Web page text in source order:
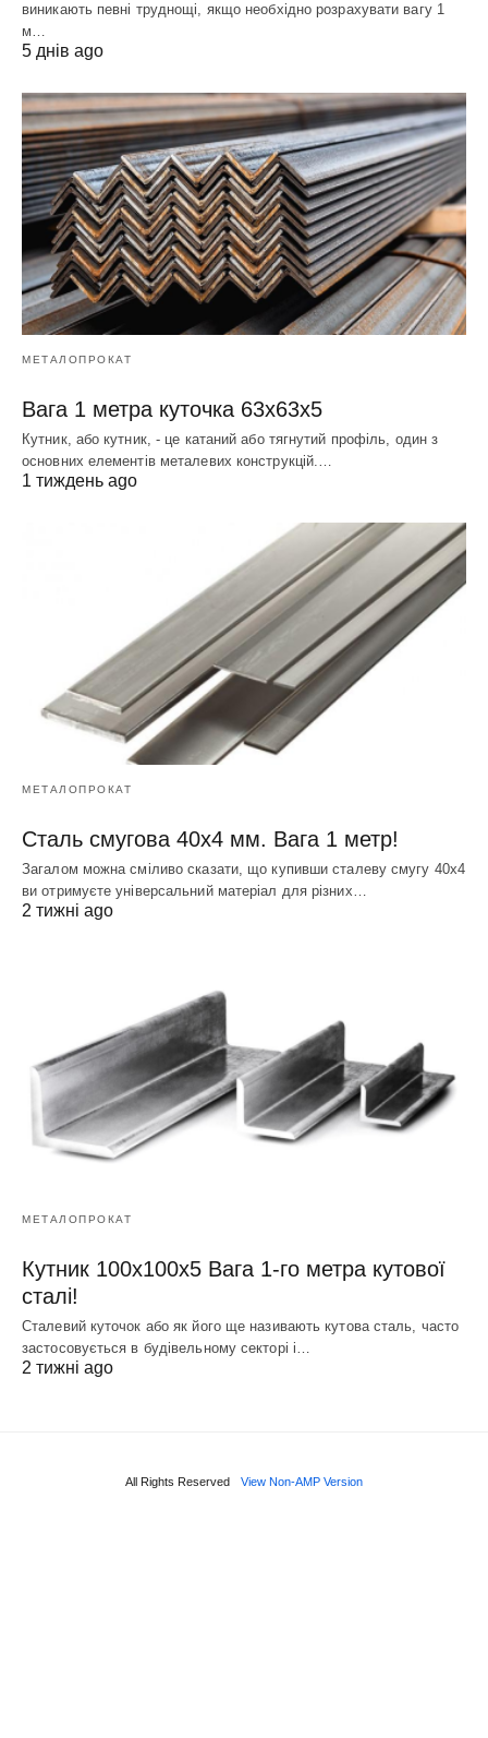
виникають певні труднощі, якщо необхідно розрахувати вагу 1
м…
5 днів ago
МЕТАЛОПРОКАТ
Вага 1 метра куточка 63х63х5
Кутник, або кутник, - це катаний або тягнутий профіль, один з
основних елементів металевих конструкцій.…
1 тиждень ago
МЕТАЛОПРОКАТ
Сталь смугова 40х4 мм. Вага 1 метр!
Загалом можна сміливо сказати, що купивши сталеву смугу 40х4
ви отримуєте універсальний матеріал для різних…
2 тижні ago
МЕТАЛОПРОКАТ
Кутник 100х100х5 Вага 1-го метра кутової
сталі!
Сталевий куточок або як його ще називають кутова сталь, часто
застосовується в будівельному секторі і…
2 тижні ago
All Rights Reserved View Non-AMP Version